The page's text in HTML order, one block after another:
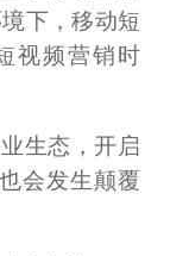
下，移动短
视频营销时
生态，开启
会发生颠覆